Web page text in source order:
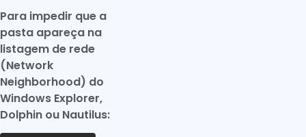
Para impedir que a
pasta apareça na
listagem de rede
(Network
Neighborhood) do
Windows Explorer,
Dolphin ou Nautilus: